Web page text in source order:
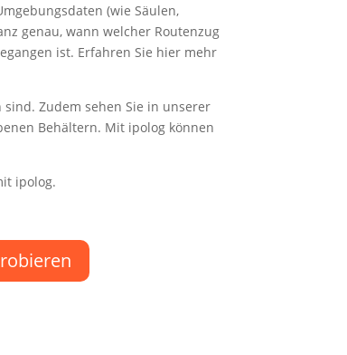
(wie Säulen,
genau, wann welcher Routenzug
ist. Erfahren Sie hier mehr
Zudem sehen Sie in unserer
Behältern. Mit ipolog können
ipolog.